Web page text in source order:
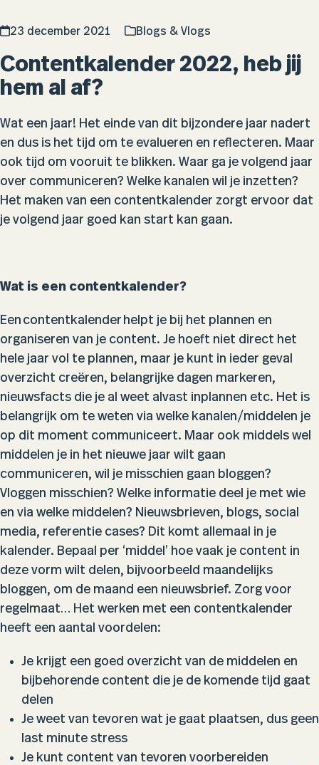
23 december 2021 Blogs & Vlogs
Contentkalender 2022, heb jij
hem al af?
Wat een jaar! Het einde van dit bijzondere jaar nadert
en dus is het tijd om te evalueren en reflecteren. Maar
ook tijd om vooruit te blikken. Waar ga je volgend jaar
over communiceren? Welke kanalen wil je inzetten?
Het maken van een contentkalender zorgt ervoor dat
je volgend jaar goed kan start kan gaan.
Wat is een contentkalender?
Een contentkalender helpt je bij het plannen en
organiseren van je content. Je hoeft niet direct het
hele jaar vol te plannen, maar je kunt in ieder geval
overzicht creëren, belangrijke dagen markeren,
nieuwsfacts die je al weet alvast inplannen etc. Het is
belangrijk om te weten via welke kanalen/middelen je
op dit moment communiceert. Maar ook middels wel
middelen je in het nieuwe jaar wilt gaan
communiceren, wil je misschien gaan bloggen?
Vloggen misschien? Welke informatie deel je met wie
en via welke middelen? Nieuwsbrieven, blogs, social
media, referentie cases? Dit komt allemaal in je
kalender. Bepaal per ‘middel’ hoe vaak je content in
deze vorm wilt delen, bijvoorbeeld maandelijks
bloggen, om de maand een nieuwsbrief. Zorg voor
regelmaat… Het werken met een contentkalender
heeft een aantal voordelen:
Je krijgt een goed overzicht van de middelen en
bijbehorende content die je de komende tijd gaat
delen
Je weet van tevoren wat je gaat plaatsen, dus geen
last minute stress
Je kunt content van tevoren voorbereiden